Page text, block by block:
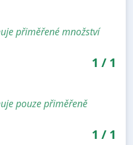
přiměřené množství
1 / 1
pouze přiměřeně
1 / 1